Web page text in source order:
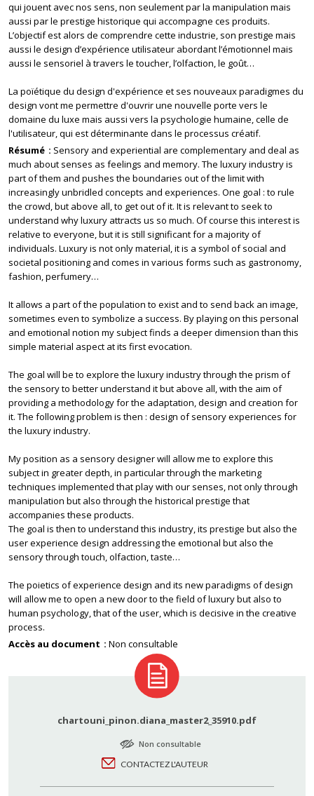
qui jouent avec nos sens, non seulement par la manipulation mais
aussi par le prestige historique qui accompagne ces produits.
L’objectif est alors de comprendre cette industrie, son prestige mais
aussi le design d’expérience utilisateur abordant l’émotionnel mais
aussi le sensoriel à travers le toucher, l’olfaction, le goût…
La poïétique du design d'expérience et ses nouveaux paradigmes du
design vont me permettre d'ouvrir une nouvelle porte vers le
domaine du luxe mais aussi vers la psychologie humaine, celle de
l'utilisateur, qui est déterminante dans le processus créatif.
Résumé
Sensory and experiential are complementary and deal as
much about senses as feelings and memory. The luxury industry is
part of them and pushes the boundaries out of the limit with
increasingly unbridled concepts and experiences. One goal : to rule
the crowd, but above all, to get out of it. It is relevant to seek to
understand why luxury attracts us so much. Of course this interest is
relative to everyone, but it is still significant for a majority of
individuals. Luxury is not only material, it is a symbol of social and
societal positioning and comes in various forms such as gastronomy,
fashion, perfumery…
It allows a part of the population to exist and to send back an image,
sometimes even to symbolize a success. By playing on this personal
and emotional notion my subject finds a deeper dimension than this
simple material aspect at its first evocation.
The goal will be to explore the luxury industry through the prism of
the sensory to better understand it but above all, with the aim of
providing a methodology for the adaptation, design and creation for
it. The following problem is then : design of sensory experiences for
the luxury industry.
My position as a sensory designer will allow me to explore this
subject in greater depth, in particular through the marketing
techniques implemented that play with our senses, not only through
manipulation but also through the historical prestige that
accompanies these products.
The goal is then to understand this industry, its prestige but also the
user experience design addressing the emotional but also the
sensory through touch, olfaction, taste…
The poietics of experience design and its new paradigms of design
will allow me to open a new door to the field of luxury but also to
human psychology, that of the user, which is decisive in the creative
process.
Accès au document
Non consultable
chartouni_pinon.diana_master2_35910.pdf
Non consultable
CONTACTEZ L'AUTEUR